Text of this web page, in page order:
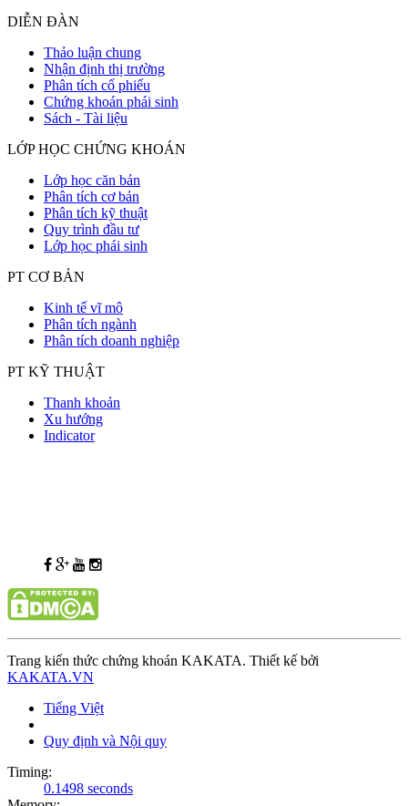
DIỄN ĐÀN
Thảo luận chung
Nhận định thị trường
Phân tích cổ phiếu
Chứng khoán phái sinh
Sách - Tài liệu
LỚP HỌC CHỨNG KHOÁN
Lớp học căn bản
Phân tích cơ bản
Phân tích kỹ thuật
Quy trình đầu tư
Lớp học phái sinh
PT CƠ BẢN
Kinh tế vĩ mô
Phân tích ngành
Phân tích doanh nghiệp
PT KỸ THUẬT
Thanh khoản
Xu hướng
Indicator
Trang kiến thức chứng khoán KAKATA. Thiết kế bởi
KAKATA.VN
Tiếng Việt
Quy định và Nội quy
Timing:
0.1498 seconds